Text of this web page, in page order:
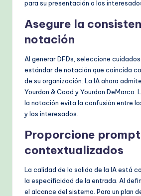
para su presentación a los
Asegure la
notación
Al generar DFDs, seleccione
estándar de notación que coincida
de su organización. La IA ahora
Yourdon & Coad y Yourdon DeMarco.
la notación evita la confusión entre
y los interesados.
Proporcione
contextualizados
La calidad de la salida de la IA está
la especificidad de la entrada. Al
el alcance del sistema. Para un plan